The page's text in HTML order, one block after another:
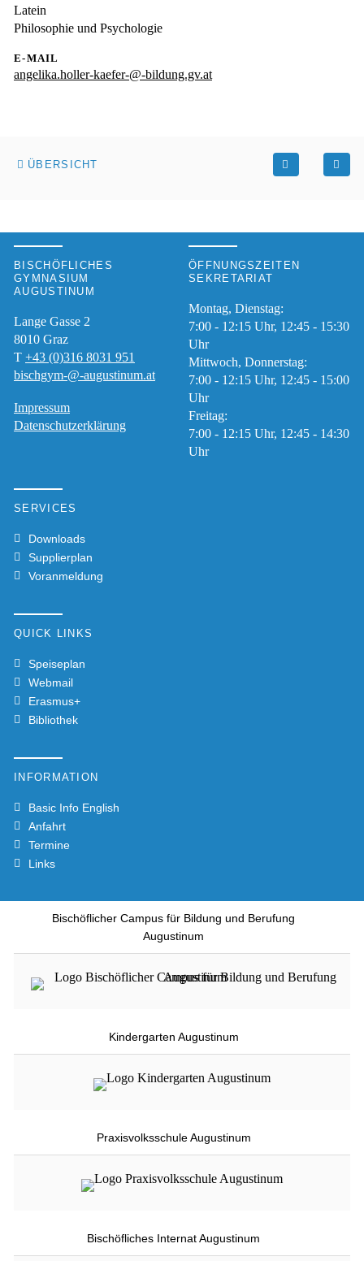
Latein
Philosophie und Psychologie
E-MAIL
angelika.holler-kaefer-@-bildung.gv.at
ÜBERSICHT
BISCHÖFLICHES
GYMNASIUM
AUGUSTINUM
Lange Gasse 2
8010 Graz
T +43 (0)316 8031 951
bischgym-@-augustinum.at
Impressum
Datenschutzerklärung
ÖFFNUNGSZEITEN
SEKRETARIAT
Montag, Dienstag:
7:00 - 12:15 Uhr, 12:45 - 15:30
Uhr
Mittwoch, Donnerstag:
7:00 - 12:15 Uhr, 12:45 - 15:00
Uhr
Freitag:
7:00 - 12:15 Uhr, 12:45 - 14:30
Uhr
SERVICES
Downloads
Supplierplan
Voranmeldung
QUICK LINKS
Speiseplan
Webmail
Erasmus+
Bibliothek
INFORMATION
Basic Info English
Anfahrt
Termine
Links
Bischöflicher Campus für Bildung und Berufung
Augustinum
Kindergarten Augustinum
Praxisvolksschule Augustinum
Bischöfliches Internat Augustinum